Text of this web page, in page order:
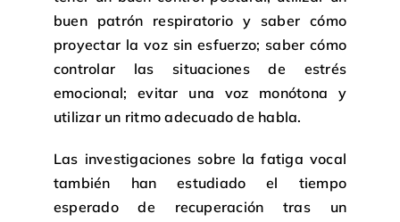
buen patrón respiratorio y saber cómo
proyectar la voz sin esfuerzo; saber cómo
controlar las situaciones de estrés
emocional; evitar una voz monótona y
utilizar un ritmo adecuado de habla.
Las investigaciones sobre la fatiga vocal
también han estudiado el tiempo
esperado de recuperación tras un